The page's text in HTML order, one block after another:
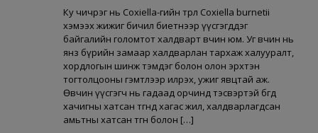
Ку чичрэг нь Coxiella-гийн төрөл Coxiella burnetii
хэмээх жижиг бичил биетнээр үүсгэгддэг
байгалийн голомтот халдварт өвчин юм. Уг өвчин нь
янз бүрийн замаар халдварлан тархаж халууралт,
хордлогын шинж тэмдэг болон олон эрхтэн
тогтолцооны гэмтлээр илрэх, ужиг явцтай аж.
Өвчин үүсгэгч нь гадаад орчинд тэсвэртэй бөгөөд
хачигны хатсан өтгөнд хагас жил, халдварлагдсан
амьтны хатсан өтгөн болон […]